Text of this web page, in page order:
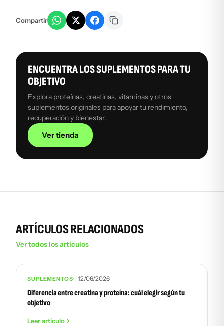
Compartir
ENCUENTRA LOS SUPLEMENTOS PARA TU
OBJETIVO
Explora proteínas, creatinas, vitaminas y otros
suplementos originales para apoyar tu rendimiento,
recuperación y bienestar.
Ver tienda
ARTÍCULOS RELACIONADOS
Ver todos los artículos
SUPLEMENTOS 12/06/2026
Diferencia entre creatina y proteína: cuál elegir según tu
objetivo
Leer artículo